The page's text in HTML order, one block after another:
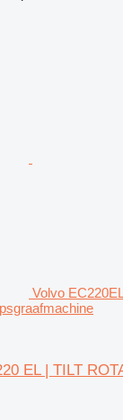
Volvo
EL | TILT